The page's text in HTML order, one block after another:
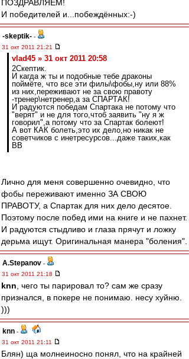
ПОЗДРАВЛЯЕМ!
И победителей и...побеждённых:-)
-skeptik- -
31 окт 2011 21:21
vlad45 » 31 окт 2011 20:58
2Скептик.
И кагда ж ты и подобные тебе драконы
поймёте, что все эти филы\фобы,ну или 88%
из них,переживают не за свою правоту
-тренер\нетренер,а за СПАРТАК!
И радуются победам Спартака не потому что
"верят" и не для того,чтоб заявить "ну я ж
говорил",а потому что за Спартак болеют!
А вот КАК болеть,это их дело,но никак не
советчиков с инетресурсов...даже таких,как
ВВ
Лично для меня совершенно очевидно, что
фобы переживают именно ЗА СВОЮ
ПРАВОТУ, а Спартак для них дело десятое.
Поэтому после побед ими на книге и не пахнет.
И радуются стыдливо и глаза прячут и ложку
дерьма ищут. Оригинальная манера "боления".
A.Stepanov -
31 окт 2011 21:18
knn , чего ты парировал то? сам же сразу
признался, в покере не понимаю. несу хуйню.
)))
knn -
31 окт 2011 21:11
Блян) ща молнеиносно понял, что на крайней